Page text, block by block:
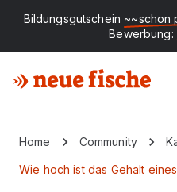
Bildungsgutschein ~~schon
Bewerbung:
Home Community
Wie hoch ist das Gehalt